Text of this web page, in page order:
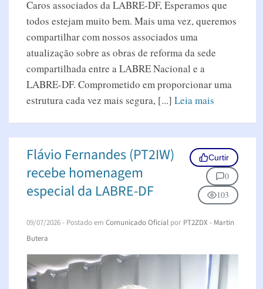
Caros associados da LABRE-DF, Esperamos que
todos estejam muito bem. Mais uma vez, queremos
compartilhar com nossos associados uma
atualização sobre as obras de reforma da sede
compartilhada entre a LABRE Nacional e a
LABRE-DF. Comprometido em proporcionar uma
estrutura cada vez mais segura, [...] Leia mais
Flávio Fernandes (PT2IW)
recebe homenagem
especial da LABRE-DF
Curtir
0
103
09/07/2026- Postado em Comunicado Oficial por PT2ZDX - Martin
Butera